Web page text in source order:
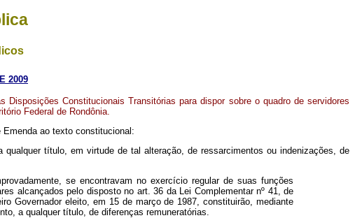
2009
Disposições Constitucionais Transitórias para dispor sobre o quadro de servidores
Federal de Rondônia.
ao texto constitucional:
título, em virtude de tal alteração, de ressarcimentos ou indenizações, de
se encontravam no exercício regular de suas funções
alcançados pelo disposto no art. 36 da Lei Complementar nº 41, de
Governador eleito, em 15 de março de 1987, constituirão, mediante
a qualquer título, de diferenças remuneratórias.